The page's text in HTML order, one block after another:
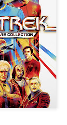
ein weiterer
Testosteron und
eine Maschine. Er
der Sci-Fi-
gilt, zurück auf die